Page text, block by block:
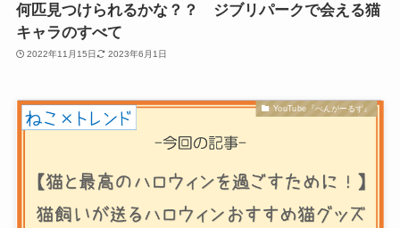
何匹見つけられるかな？？ ジブリパークで会える猫
キャラのすべて
2022年11月15日 2023年6月1日
YouTube『べんがーるず』